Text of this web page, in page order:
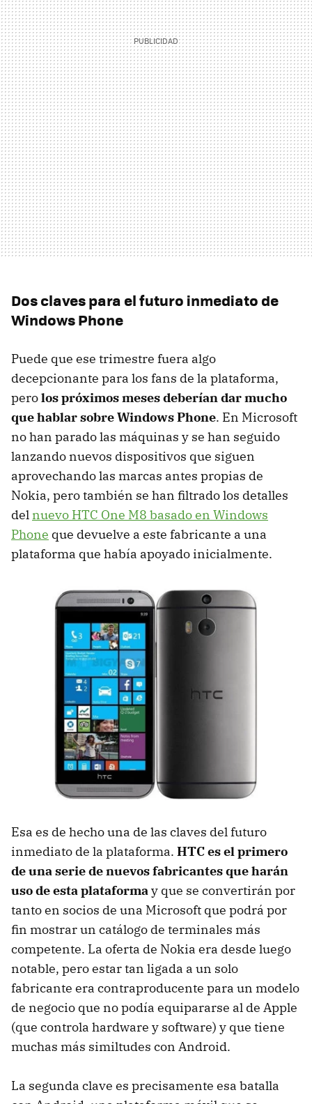
Dos claves para el futuro inmediato de
Windows Phone
Puede que ese trimestre fuera algo
decepcionante para los fans de la plataforma,
perolos próximos meses deberían dar mucho
que hablar sobre Windows Phone. En Microsoft
no han parado las máquinas y se han seguido
lanzando nuevos dispositivos que siguen
aprovechando las marcas antes propias de
Nokia, pero también se han filtrado los detalles
del nuevo HTC One M8 basado en Windows
Phone que devuelve a este fabricante a una
plataforma que había apoyado inicialmente.
Esa es de hecho una de las claves del futuro
inmediato de la plataforma. HTC es el primero
de una serie de nuevos fabricantes que harán
uso de esta plataformay que se convertirán por
tanto en socios de una Microsoft que podrá por
fin mostrar un catálogo de terminales más
competente. La oferta de Nokia era desde luego
notable, pero estar tan ligada a un solo
fabricante era contraproducente para un modelo
de negocio que no podía equipararse al de Apple
(que controla hardware y software) y que tiene
muchas más similtudes con Android.
La segunda clave es precisamente esa batalla